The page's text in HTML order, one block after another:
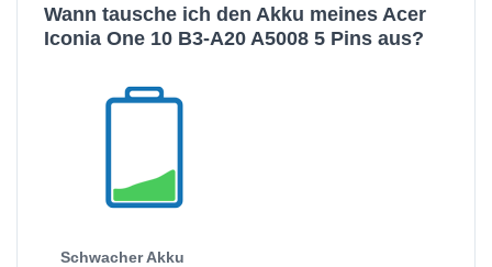
Wann tausche ich den Akku meines Acer
Iconia One 10 B3-A20 A5008 5 Pins aus?
Schwacher Akku